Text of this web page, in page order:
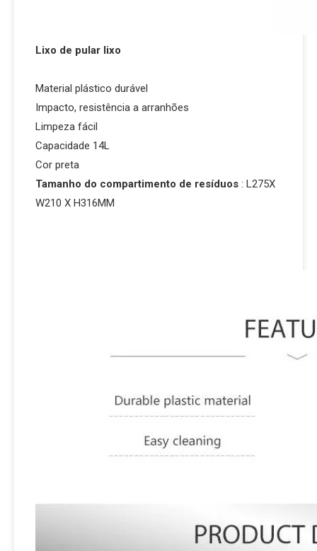
Lixo de pular lixo
Material plástico durável
Impacto, resistência a arranhões
Limpeza fácil
Capacidade 14L
Cor preta
Tamanho do compartimento de resíduos : L275X
W210 X H316MM